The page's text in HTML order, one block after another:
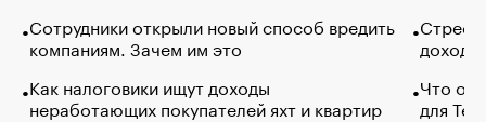
Сотрудники открыли новый способ вредить
компаниям. Зачем им это
Как налоговики ищут доходы
неработающих покупателей яхт и квартир
Что
для